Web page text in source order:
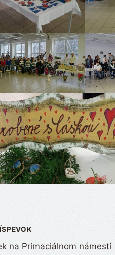
na Primaciálnom námestí